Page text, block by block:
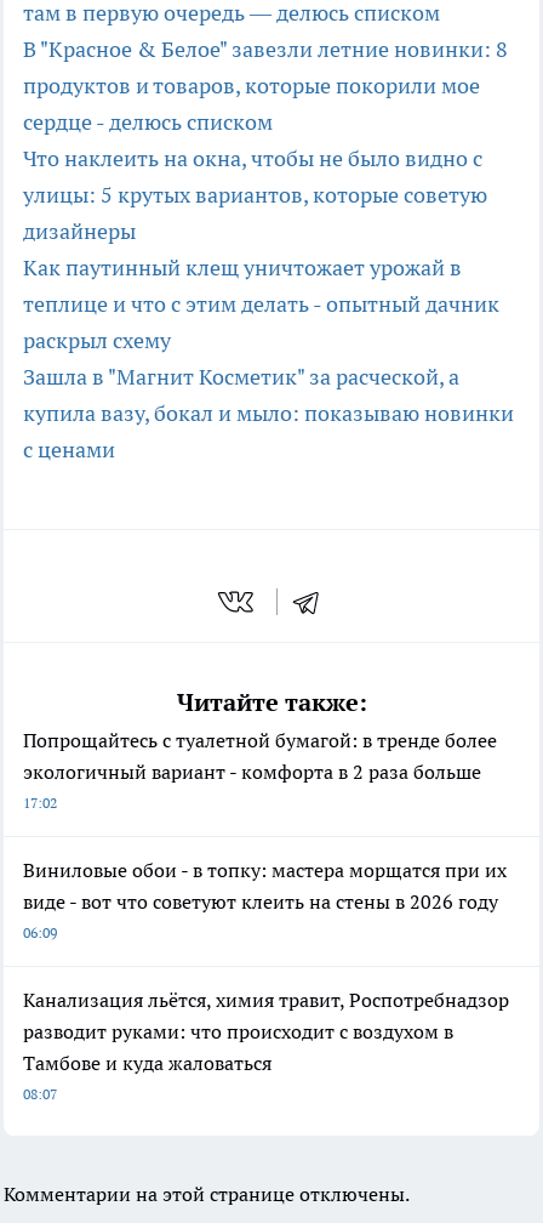
там в первую очередь — делюсь списком
В "Красное & Белое" завезли летние новинки: 8
продуктов и товаров, которые покорили мое
сердце - делюсь списком
Что наклеить на окна, чтобы не было видно с
улицы: 5 крутых вариантов, которые советую
дизайнеры
Как паутинный клещ уничтожает урожай в
теплице и что с этим делать - опытный дачник
раскрыл схему
Зашла в "Магнит Косметик" за расческой, а
купила вазу, бокал и мыло: показываю новинки
с ценами
Читайте также:
Попрощайтесь с туалетной бумагой: в тренде более
экологичный вариант - комфорта в 2 раза больше
17:02
Виниловые обои - в топку: мастера морщатся при их
виде - вот что советуют клеить на стены в 2026 году
06:09
Канализация льётся, химия травит, Роспотребнадзор
разводит руками: что происходит с воздухом в
Тамбове и куда жаловаться
08:07
Комментарии на этой странице отключены.